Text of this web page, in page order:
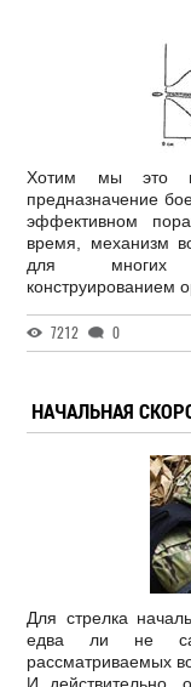
Хотим мы это
предназначение
эффективном
время, механизм
для многих
конструированием
7212 0
НАЧАЛЬНАЯ
Для стрелка
едва ли не
рассматриваемых